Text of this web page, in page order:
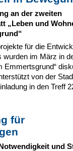
an der zweiten
„Leben und
für die
wurden im März in
Emmertsgrund“
von der
in den Treff
für
und